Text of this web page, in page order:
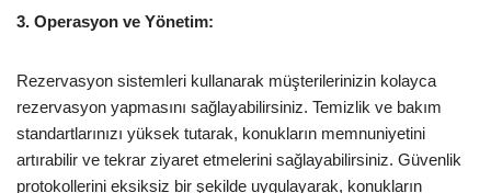
3. Operasyon ve Yönetim:
Rezervasyon sistemleri kullanarak müşterilerinizin kolayca
rezervasyon yapmasını sağlayabilirsiniz. Temizlik ve bakım
standartlarınızı yüksek tutarak, konukların memnuniyetini
artırabilir ve tekrar ziyaret etmelerini sağlayabilirsiniz. Güvenlik
protokollerini eksiksiz bir şekilde uygulayarak, konukların